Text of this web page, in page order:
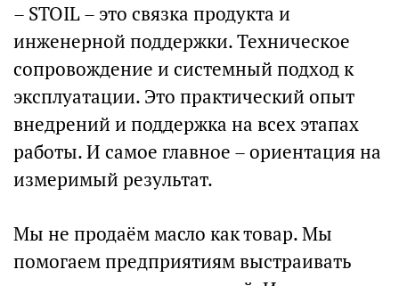
– STOIL – это связка продукта и
инженерной поддержки. Техническое
сопровождение и системный подход к
эксплуатации. Это практический опыт
внедрений и поддержка на всех этапах
работы. И самое главное – ориентация на
измеримый результат.
Мы не продаём масло как товар. Мы
помогаем предприятиям выстраивать